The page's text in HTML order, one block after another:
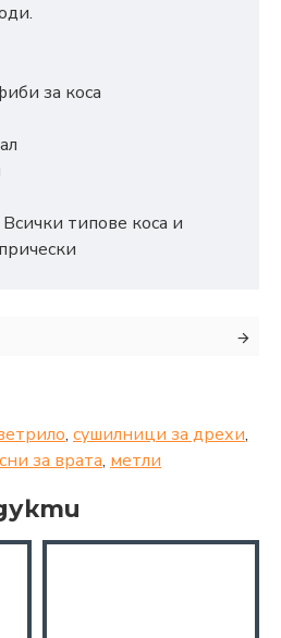
за коса
типове коса и
, сушилници за дрехи,
за врата, метли